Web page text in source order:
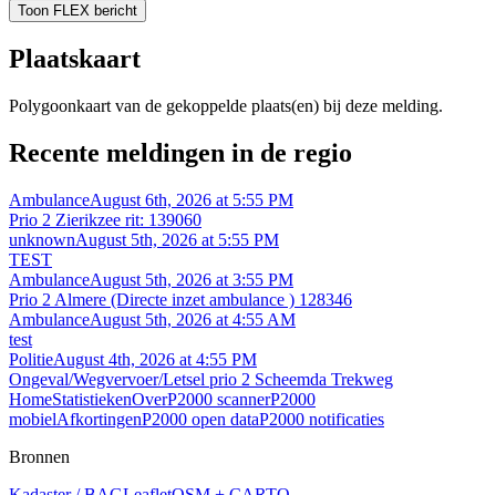
Toon FLEX bericht
Plaatskaart
Polygoonkaart van de gekoppelde plaats(en) bij deze melding.
Recente meldingen in de regio
AmbulanceAugust 6th, 2026 at 5:55 PM
Prio 2 Zierikzee rit: 139060
unknownAugust 5th, 2026 at 5:55 PM
TEST
AmbulanceAugust 5th, 2026 at 3:55 PM
Prio 2 Almere (Directe inzet ambulance ) 128346
AmbulanceAugust 5th, 2026 at 4:55 AM
test
PolitieAugust 4th, 2026 at 4:55 PM
Ongeval/Wegvervoer/Letsel prio 2 Scheemda Trekweg
HomeStatistiekenOverP2000 scannerP2000
mobielAfkortingenP2000 open dataP2000 notificaties
Bronnen